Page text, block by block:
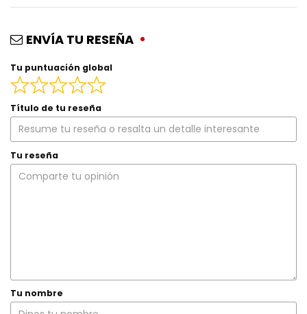
ENVÍA TU RESEÑA
Tu puntuación global
Título de tu reseña
Tu reseña
Tu nombre